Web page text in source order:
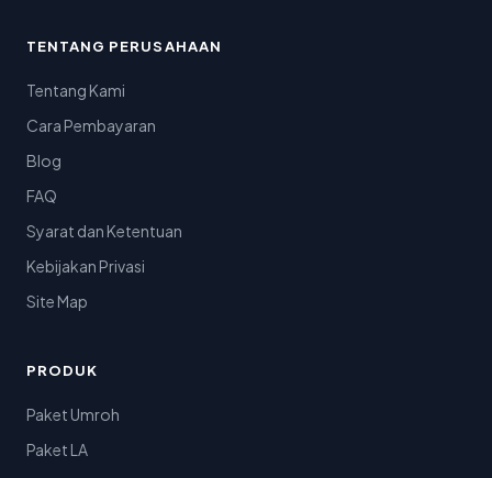
TENTANG PERUSAHAAN
Tentang Kami
Cara Pembayaran
Blog
FAQ
Syarat dan Ketentuan
Kebijakan Privasi
Site Map
PRODUK
Paket Umroh
Paket LA